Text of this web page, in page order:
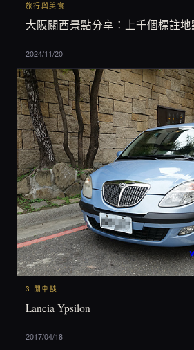
旅行與美食
大阪關西景點分享：上千個標註地
2024/11/20
3 閒車談
Lancia Ypsilon
2017/04/18